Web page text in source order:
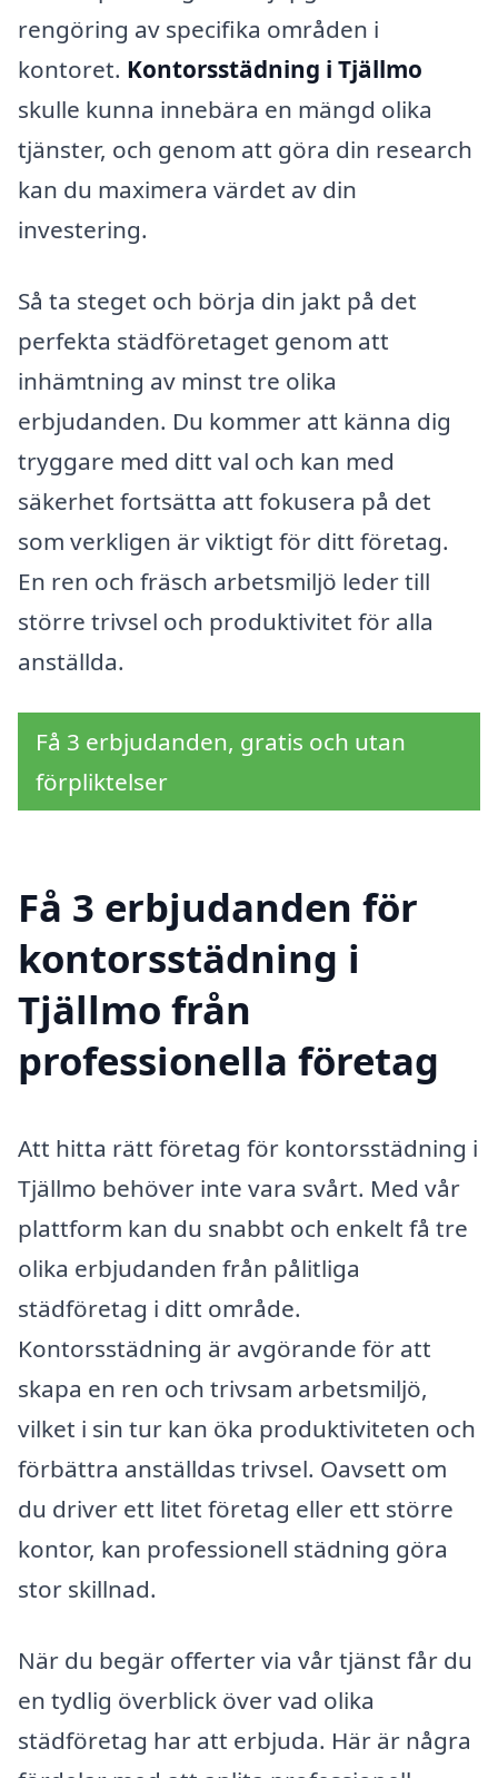
rengöring av specifika områden i
kontoret. Kontorsstädning i Tjällmo
skulle kunna innebära en mängd olika
tjänster, och genom att göra din research
kan du maximera värdet av din
investering.
Så ta steget och börja din jakt på det
perfekta städföretaget genom att
inhämtning av minst tre olika
erbjudanden. Du kommer att känna dig
tryggare med ditt val och kan med
säkerhet fortsätta att fokusera på det
som verkligen är viktigt för ditt företag.
En ren och fräsch arbetsmiljö leder till
större trivsel och produktivitet för alla
anställda.
Få 3 erbjudanden, gratis och utan
förpliktelser
Få 3 erbjudanden för
kontorsstädning i
Tjällmo från
professionella företag
Att hitta rätt företag för kontorsstädning i
Tjällmo behöver inte vara svårt. Med vår
plattform kan du snabbt och enkelt få tre
olika erbjudanden från pålitliga
städföretag i ditt område.
Kontorsstädning är avgörande för att
skapa en ren och trivsam arbetsmiljö,
vilket i sin tur kan öka produktiviteten och
förbättra anställdas trivsel. Oavsett om
du driver ett litet företag eller ett större
kontor, kan professionell städning göra
stor skillnad.
När du begär offerter via vår tjänst får du
en tydlig överblick över vad olika
städföretag har att erbjuda. Här är några